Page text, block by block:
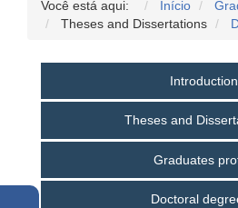
Você está aqui: Início
Theses and Dissertations
Introduction
Theses and
Graduates
Doctoral